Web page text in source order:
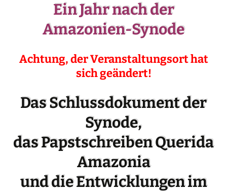
Ein Jahr nach der
Amazonien-Synode
Achtung, der Veranstaltungsort hat
sich geändert!
Das Schlussdokument der
Synode,
das Papstschreiben Querida
Amazonia
und die Entwicklungen im